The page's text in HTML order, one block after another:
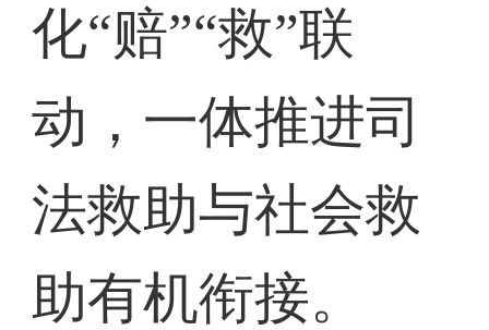
化“赔”“救”联
动，一体推进司
法救助与社会救
助有机衔接。